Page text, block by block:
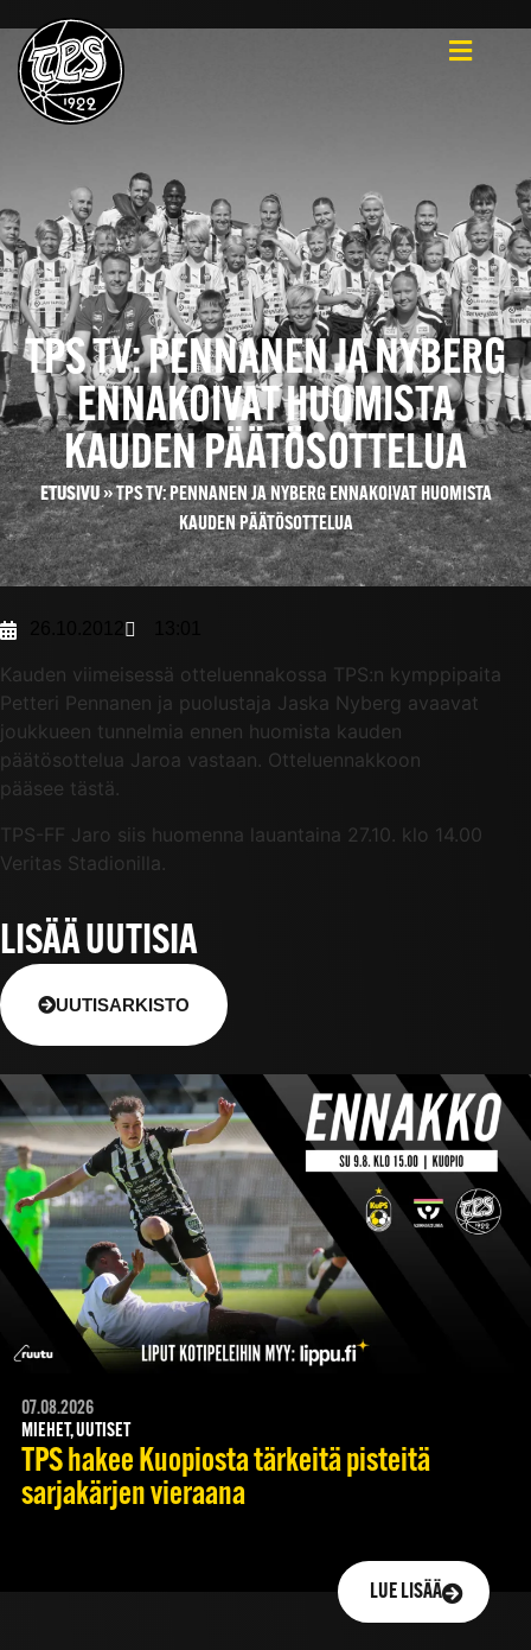
TPS TV: PENNANEN JA NYBERG
ENNAKOIVAT HUOMISTA
KAUDEN PÄÄTÖSOTTELUA
ETUSIVU»TPS TV: PENNANEN JA NYBERG ENNAKOIVAT HUOMISTA
KAUDEN PÄÄTÖSOTTELUA
Kauden viimeisessä otteluennakossa TPS:n kymppipaita
Petteri Pennanen ja puolustaja Jaska Nyberg avaavat
joukkueen tunnelmia ennen huomista kauden
päätösottelua Jaroa vastaan. Otteluennakkoon
pääsee tästä.
TPS-FF Jaro siis huomenna lauantaina 27.10. klo 14.00
Veritas Stadionilla.
LISÄÄ UUTISIA
UUTISARKISTO
07.08.2026
MIEHET, UUTISET
TPS hakee Kuopiosta tärkeitä pisteitä
sarjakärjen vieraana
LUE LISÄÄ